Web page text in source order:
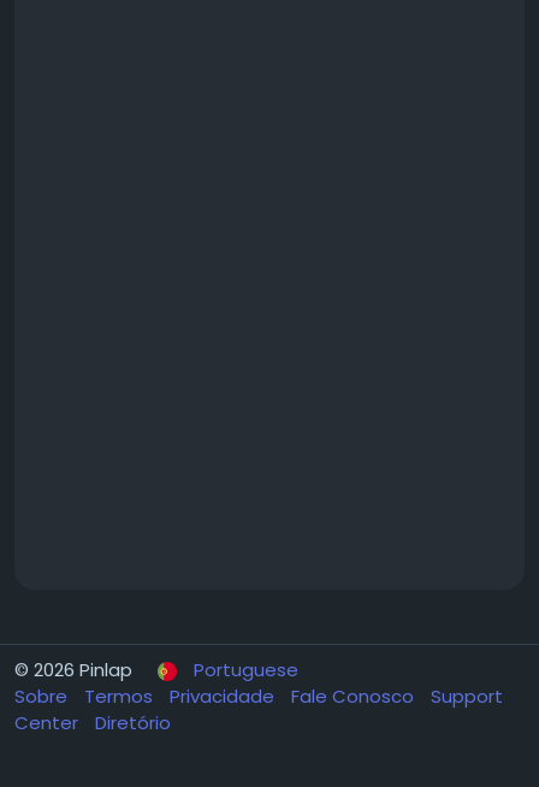
© 2026 Pinlap
Portuguese
Sobre
Termos Privacidade Fale Conosco
Support
Center
Diretório